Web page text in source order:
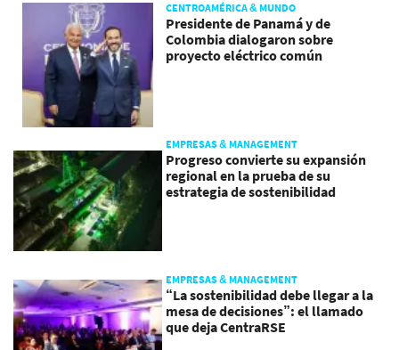
CENTROAMÉRICA & MUNDO
Presidente de Panamá y de
Colombia dialogaron sobre
proyecto eléctrico común
EMPRESAS & MANAGEMENT
Progreso convierte su expansión
regional en la prueba de su
estrategia de sostenibilidad
EMPRESAS & MANAGEMENT
“La sostenibilidad debe llegar a la
mesa de decisiones”: el llamado
que deja CentraRSE